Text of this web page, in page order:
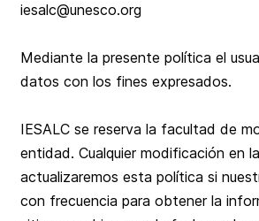
iesalc@unesco.org
Mediante la presente política el
datos con los fines expresados.
IESALC se reserva la facultad de
entidad. Cualquier modificación en
actualizaremos esta política si
con frecuencia para obtener la